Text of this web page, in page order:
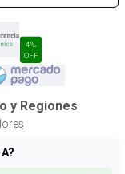
4%
OFF
y Regiones